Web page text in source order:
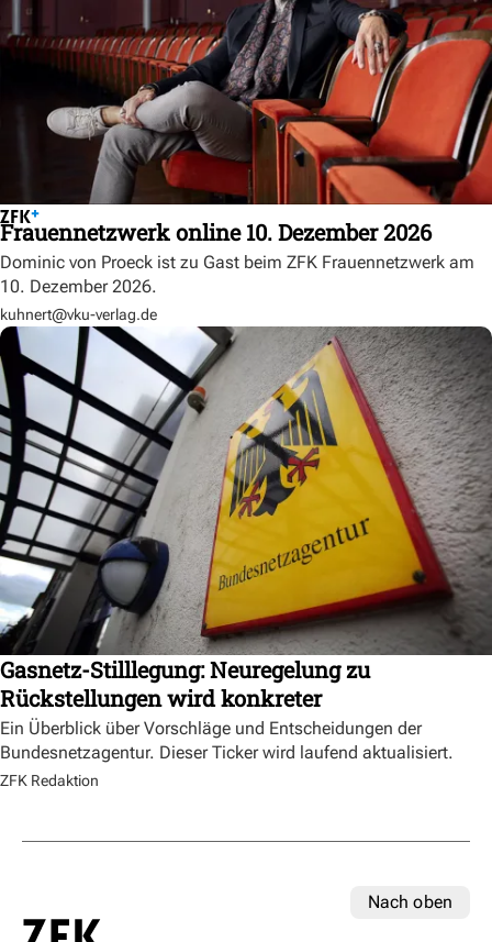
Frauennetzwerk online 10. Dezember 2026
Dominic von Proeck ist zu Gast beim ZFK Frauennetzwerk am
10. Dezember 2026.
kuhnert@vku-verlag.de
Gasnetz-Stilllegung: Neuregelung zu
Rückstellungen wird konkreter
Ein Überblick über Vorschläge und Entscheidungen der
Bundesnetzagentur. Dieser Ticker wird laufend aktualisiert.
ZFK Redaktion
Nach oben